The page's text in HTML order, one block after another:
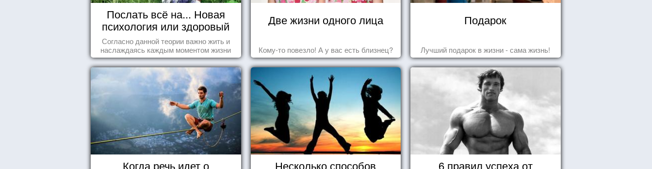
Послать всё на... Новая
психология или здоровый
пофигизм.
Согласно данной теории важно жить и
наслаждаясь каждым моментом жизни
осознанно и с удовольствием. Как это,
попробуем разобраться на реальных
примерах.
Две жизни одного лица
Кому-то повезло! А у вас есть близнец?
Подарок
Лучший подарок в жизни - сама жизнь!
Когда речь идет о Несколько способов 6 правил успеха от